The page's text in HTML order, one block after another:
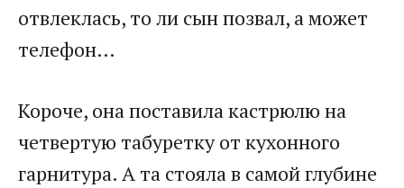
отвлеклась, то ли сын позвал, а может
телефон…
Короче, она поставила кастрюлю на
четвертую табуретку от кухонного
гарнитура. А та стояла в самой глубине